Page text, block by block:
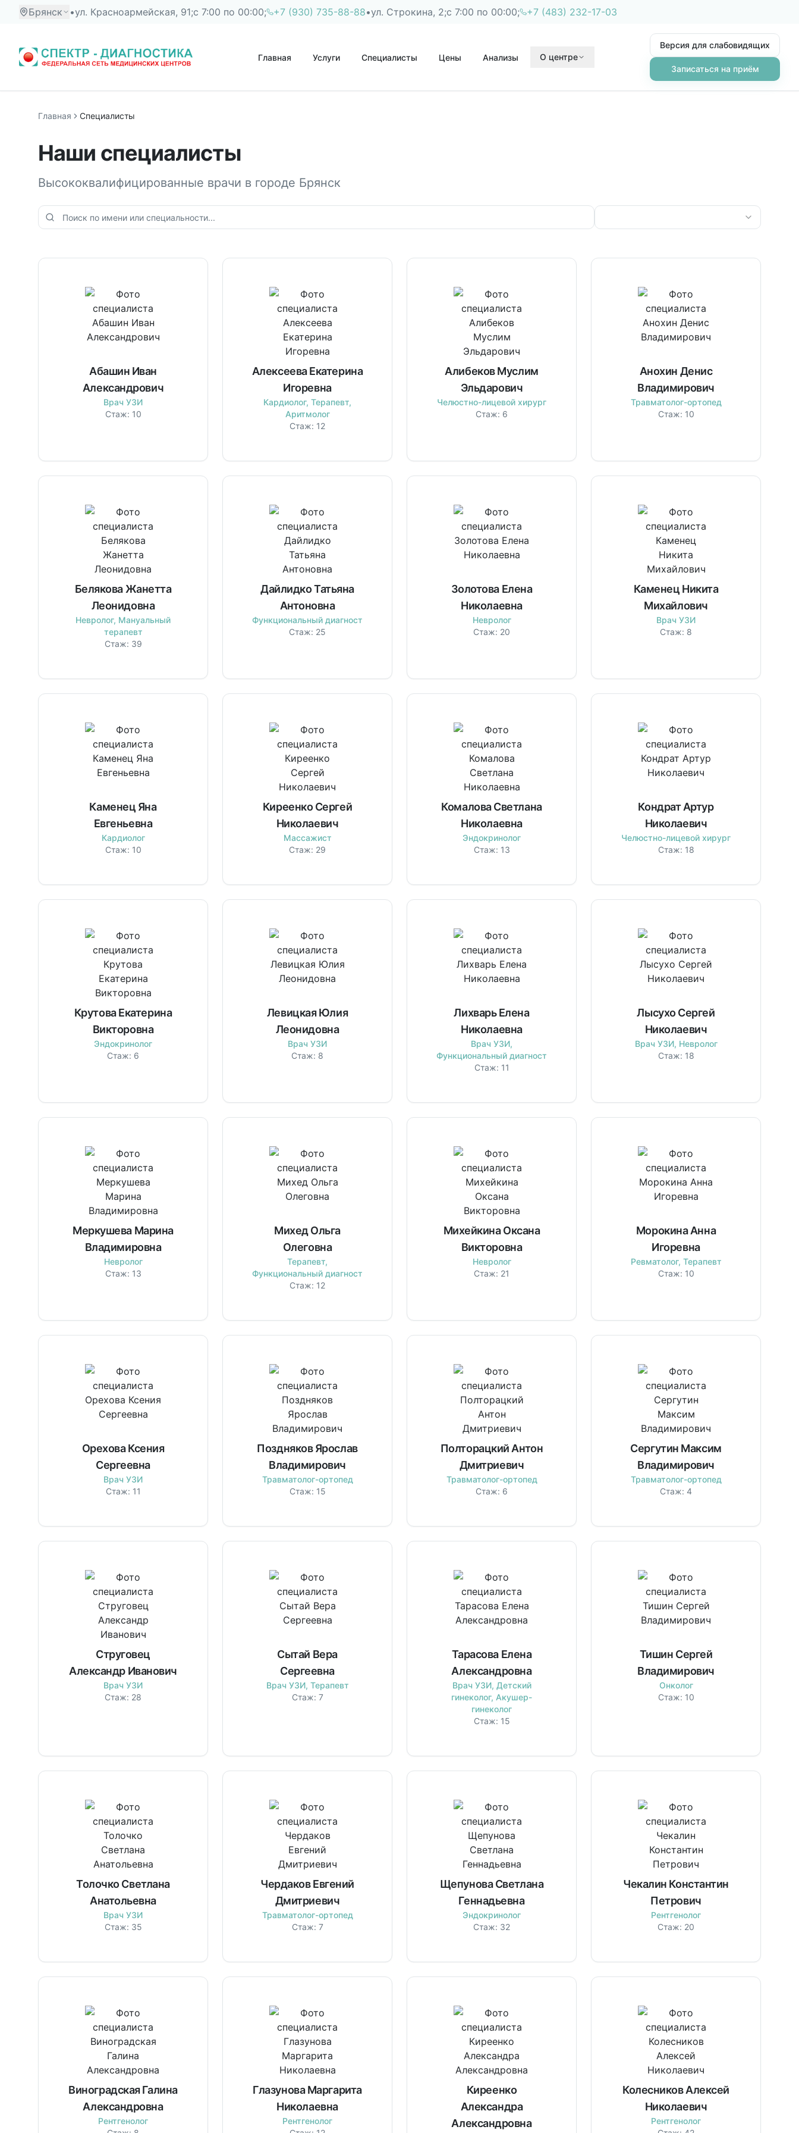
Брянск •ул. Красноармейская, 91;с 7:00 по 00:00; +7 (930) 735-88-88•ул. Строкина, 2;с 7:00 по 00:00; +7 (483) 232-17-03
Главная Услуги Специалисты Цены Анализы О центре
Версия для слабовидящих
Записаться на приём
Главная Специалисты
Наши специалисты
Высококвалифицированные врачи в городе Брянск
Абашин Иван
Александрович
Врач УЗИ
Стаж: 10
Алексеева Екатерина
Игоревна
Кардиолог, Терапевт,
Аритмолог
Стаж: 12
Алибеков Муслим
Эльдарович
Челюстно-лицевой хирург
Стаж: 6
Анохин Денис
Владимирович
Травматолог-ортопед
Стаж: 10
Белякова Жанетта
Леонидовна
Невролог, Мануальный
терапевт
Стаж: 39
Дайлидко Татьяна
Антоновна
Функциональный диагност
Стаж: 25
Золотова Елена
Николаевна
Невролог
Стаж: 20
Каменец Никита
Михайлович
Врач УЗИ
Стаж: 8
Каменец Яна
Евгеньевна
Кардиолог
Стаж: 10
Киреенко Сергей
Николаевич
Массажист
Стаж: 29
Комалова Светлана
Николаевна
Эндокринолог
Стаж: 13
Кондрат Артур
Николаевич
Челюстно-лицевой хирург
Стаж: 18
Крутова Екатерина
Викторовна
Эндокринолог
Стаж: 6
Левицкая Юлия
Леонидовна
Врач УЗИ
Стаж: 8
Лихварь Елена
Николаевна
Врач УЗИ,
Функциональный диагност
Стаж: 11
Лысухо Сергей
Николаевич
Врач УЗИ, Невролог
Стаж: 18
Меркушева Марина
Владимировна
Невролог
Стаж: 13
Михед Ольга
Олеговна
Терапевт,
Функциональный диагност
Стаж: 12
Михейкина Оксана
Викторовна
Невролог
Стаж: 21
Морокина Анна
Игоревна
Ревматолог, Терапевт
Стаж: 10
Орехова Ксения
Сергеевна
Врач УЗИ
Стаж: 11
Поздняков Ярослав
Владимирович
Травматолог-ортопед
Стаж: 15
Полторацкий Антон
Дмитриевич
Травматолог-ортопед
Стаж: 6
Сергутин Максим
Владимирович
Травматолог-ортопед
Стаж: 4
Струговец
Александр Иванович
Врач УЗИ
Стаж: 28
Сытай Вера
Сергеевна
Врач УЗИ, Терапевт
Стаж: 7
Тарасова Елена
Александровна
Врач УЗИ, Детский
гинеколог, Акушер-
гинеколог
Стаж: 15
Тишин Сергей
Владимирович
Онколог
Стаж: 10
Толочко Светлана
Анатольевна
Врач УЗИ
Стаж: 35
Чердаков Евгений
Дмитриевич
Травматолог-ортопед
Стаж: 7
Щепунова Светлана
Геннадьевна
Эндокринолог
Стаж: 32
Чекалин Константин
Петрович
Рентгенолог
Стаж: 20
Виноградская Галина
Александровна
Рентгенолог
Глазунова Маргарита
Николаевна
Рентгенолог
Киреенко
Александра
Александровна
Колесников Алексей
Николаевич
Рентгенолог